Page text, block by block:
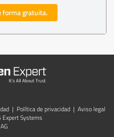
forma gratuita.
| Política de privacidad | Aviso legal
Systems
AG